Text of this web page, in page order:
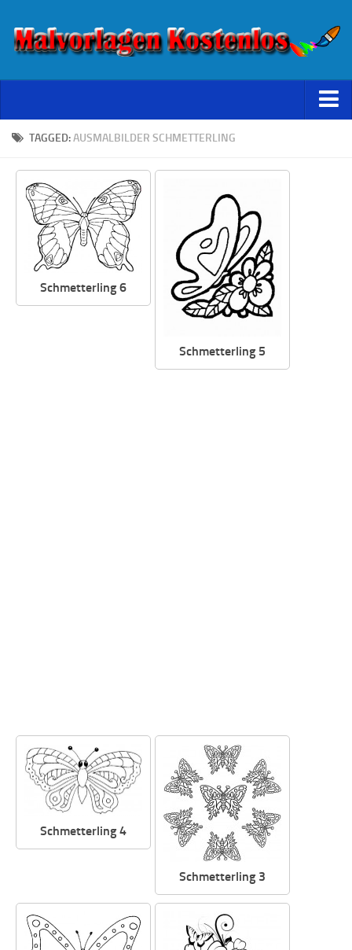
Starseite
TAGGED:AUSMALBILDER SCHMETTERLING
Schmetterling 6
Schmetterling 5
Schmetterling 4
Schmetterling 3